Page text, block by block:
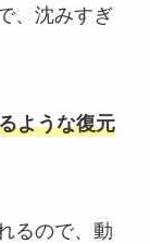
、沈みすぎ
ような復元
るので、動